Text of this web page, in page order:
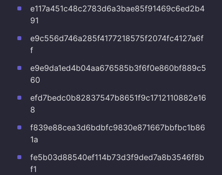
e117a451c48c2783d6a3bae85f91469c6ed2b4
91
e9c556d746a285f4177218575f2074fc4127a6f
f
e9e9da1ed4b04aa676585b3f6f0e860bf889c5
60
efd7bedc0b82837547b8651f9c1712110882e16
8
f839e88cea3d6bdbfc9830e871667bbfbc1b86
1a
fe5b03d88540ef114b73d3f9ded7a8b3546f8b
f1